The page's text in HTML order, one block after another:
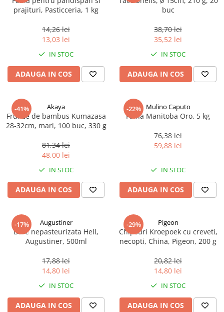
Ulei Gegenbauer
Ulei Huilerie Beaujolaise
Ulei Wiberg Gastro
prajituri, Pasticceria, 1 kg
14,26 lei
13,03 lei
IN STOC
ADAUGA IN COS
buc
38,70 lei
35,52 lei
IN STOC
ADAUGA IN COS
-41% Akaya
Frunze de bambus Kumazasa
28-32cm, mari, 100 buc, 330 g
81,34 lei
48,00 lei
IN STOC
ADAUGA IN COS
-22% Mulino Caputo
Faina Manitoba Oro, 5 kg
76,38 lei
59,88 lei
IN STOC
ADAUGA IN COS
-17% Augustiner
Bere nepasteurizata Hell,
Augustiner, 500ml
17,88 lei
14,80 lei
IN STOC
ADAUGA IN COS
-29% Pigeon
Chipsuri Kroepoek cu creveti,
necopti, China, Pigeon, 200 g
20,82 lei
14,80 lei
IN STOC
ADAUGA IN COS